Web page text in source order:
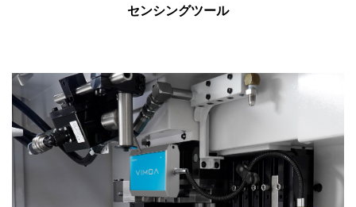
センシングツール